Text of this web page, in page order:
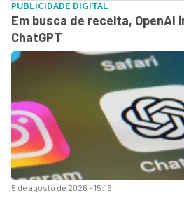
5 de agosto de 2026 - 15:16
PUBLICIDADE DIGITAL
Em busca de receita, OpenAI
ChatGPT